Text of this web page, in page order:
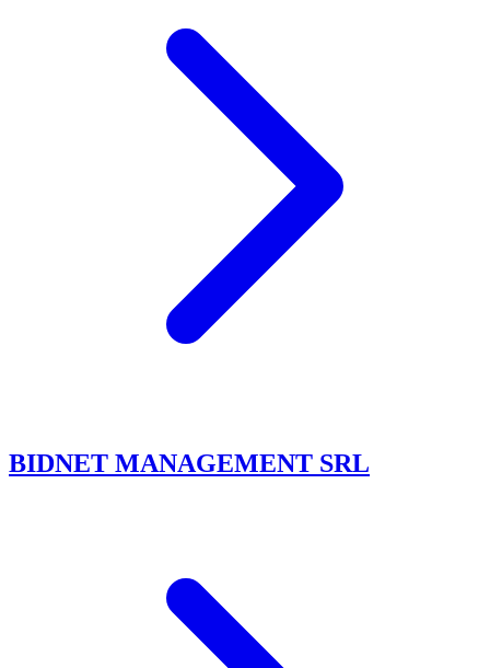
BIDNET MANAGEMENT SRL